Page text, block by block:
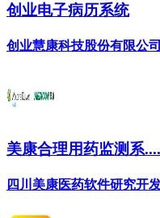
创业电子病历系统
创业慧康科技股份有限公司
美康合理用药监测系....
四川美康医药软件研究开